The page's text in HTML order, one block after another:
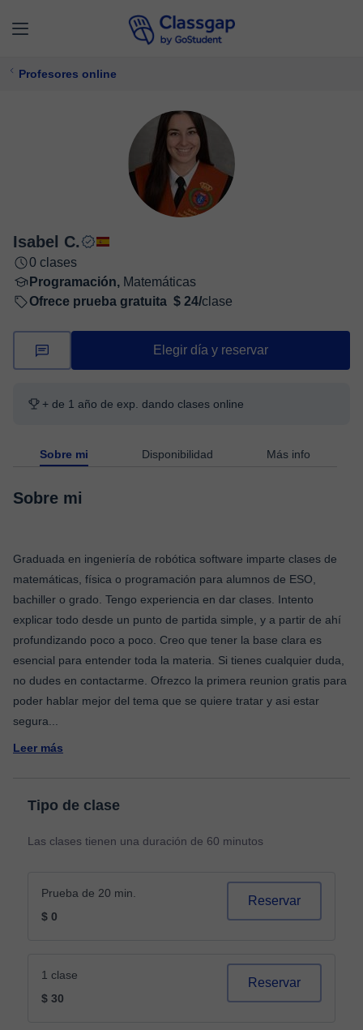
Profesores online
Isabel C.
0 clases
Programación, Matemáticas
Ofrece prueba gratuita $ 24/clase
Elegir día y reservar
+ de 1 año de exp. dando clases online
Sobre mi Disponibilidad Más info
Sobre mi
Graduada en ingeniería de robótica software imparte clases de
matemáticas, física o programación para alumnos de ESO,
bachiller o grado. Tengo experiencia en dar clases. Intento
explicar todo desde un punto de partida simple, y a partir de ahí
profundizando poco a poco. Creo que tener la base clara es
esencial para entender toda la materia. Si tienes cualquier duda,
no dudes en contactarme. Ofrezco la primera reunion gratis para
poder hablar mejor del tema que se quiere tratar y asi estar
segura
Leer más
Tipo de clase
Las clases tienen una duración de 60 minutos
Prueba de 20 min.
$ 0
Reservar
1 clase
$ 30
Reservar